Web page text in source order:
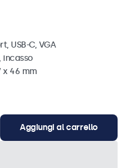
USB-C, VGA
incasso
x 46 mm
Aggiungi al carrello